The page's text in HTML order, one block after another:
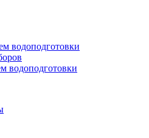
водоподготовки
водоподготовки